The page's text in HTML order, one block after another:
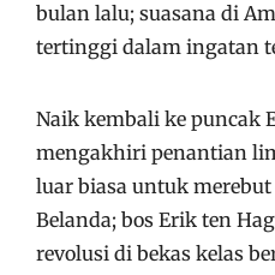
bulan lalu; suasana di
tertinggi dalam ingatan
Naik kembali ke puncak
mengakhiri penantian
luar biasa untuk
Belanda; bos Erik ten
revolusi di bekas kelas